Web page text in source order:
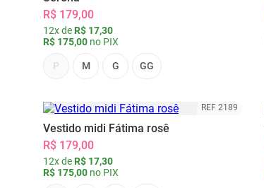
R$ 179,00
12x de R$ 17,30
R$ 175,00 no PIX
P M G GG
REF 2189
Vestido midi Fátima rosê
R$ 179,00
12x de R$ 17,30
R$ 175,00 no PIX